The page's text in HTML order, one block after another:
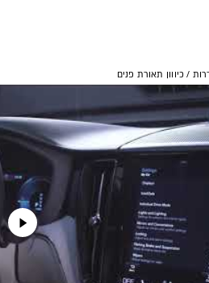
/ כיווון תאורת פנים